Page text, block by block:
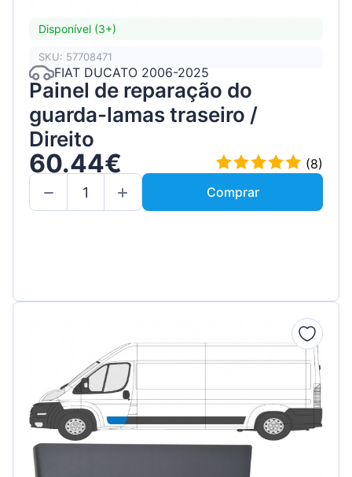
Disponível (3+)
SKU: 57708471
FIAT DUCATO 2006-2025
Painel de reparação do
guarda-lamas traseiro /
Direito
60.44€
(8)
Comprar